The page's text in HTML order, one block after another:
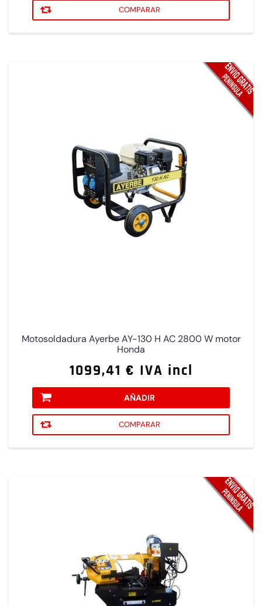
COMPARAR
Motosoldadura Ayerbe AY-130 H AC 2800 W motor
Honda
1099,41 € IVA incl
AÑADIR
COMPARAR